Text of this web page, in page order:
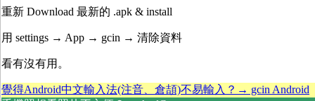
重新 Download 最新的 .apk & install
用 settings → App → gcin → 清除資料
看有沒有用。
覺得Android中文輸入法(注音、倉頡)不易輸入？→ gcin Android